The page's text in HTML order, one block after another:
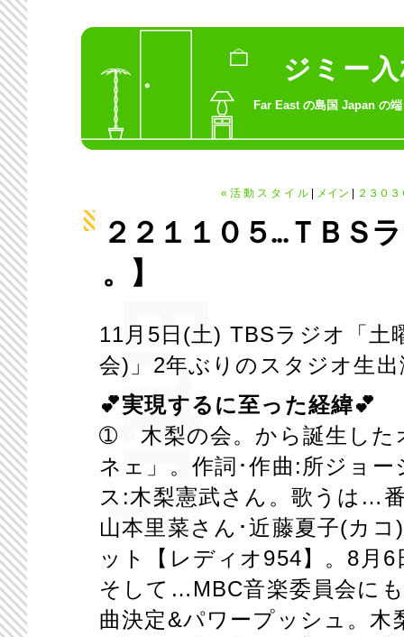
ジ ミ ー
Far East の島国 Japan の
« 活 動 ス タ イ ル| メイン ２３０
２２１１０５...ＴＢＳ
。】
11 月 5 日 (土) TBSラジオ「土
会) 」 2年ぶりのスタジオ生
💕実現するに至った経緯💕
➀ 木梨の会。から誕生した
ネェ」。作詞･作曲 :所ジョー
ス :木梨憲武さん。歌うは …
山本里菜さん･近藤夏子(カコ )
ット【レディオ954】。 8 月 6
そして …MBC音楽委員会に
曲決定&パワープッシュ。木